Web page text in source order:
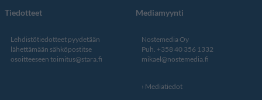
Tiedotteet
Lehdistötiedotteet pyydetään
lähettämään sähköpostitse
osoitteeseen toimitus@stara.fi
Mediamyynti
Nostemedia Oy
Puh. +358 40 356 1332
mikael@nostemedia.fi
Mediatiedot